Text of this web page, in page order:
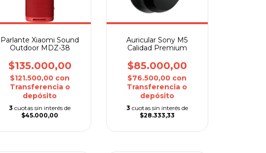
Parlante Xiaomi Sound
Outdoor MDZ-38
$135.000,00
$121.500,00 con
Transferencia o
depósito
3 cuotas sin interés de
$45.000,00
Auricular Sony M5
Calidad Premium
$85.000,00
$76.500,00 con
Transferencia o
depósito
3 cuotas sin interés de
$28.333,33